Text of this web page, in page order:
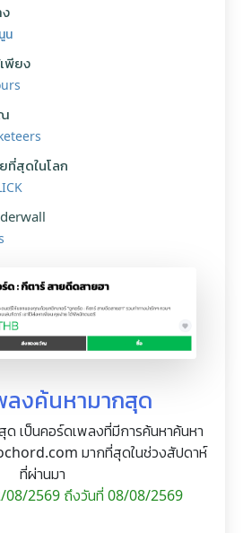
น
พียง
ที่สุดในโลก
ลงค้นหามากสุด
เป็นคอร์ดเพลงที่มีการค้นหาค้นหา
มากที่สุดในช่วงสัปดาห์
ที่ผ่านมา
08/2569 ถึงวันที่ 08/08/2569